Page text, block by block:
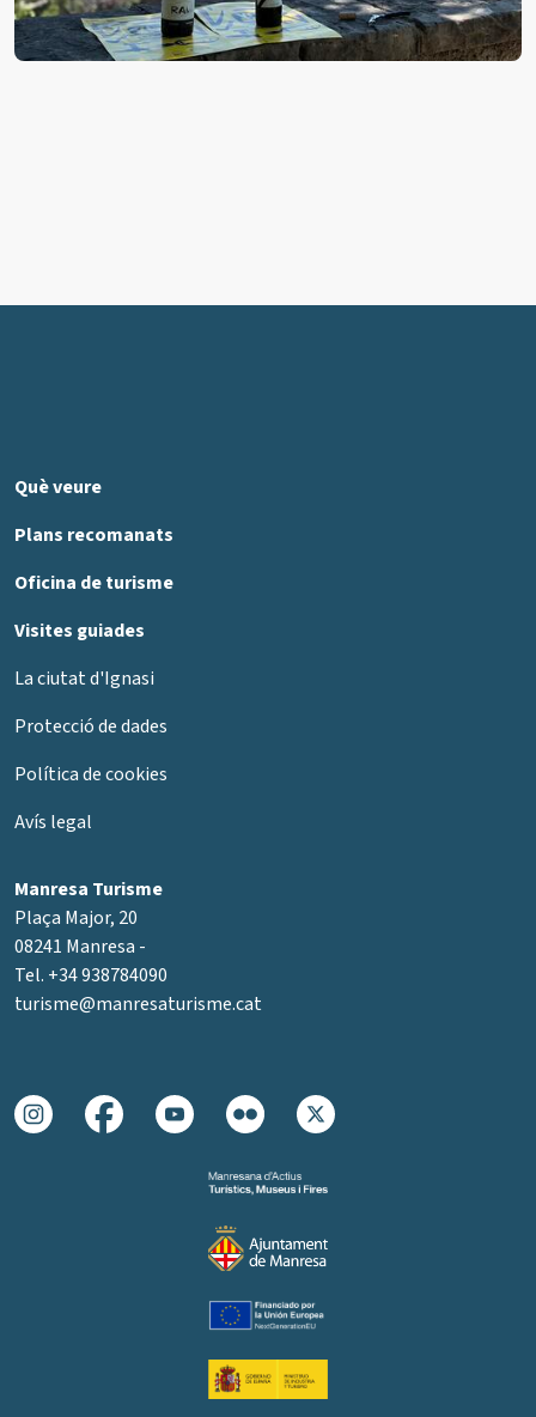
Manresa Turisme
Plaça Major, 20
08241 Manresa -
Tel. +34 938784090
turisme@manresaturisme.cat
Què veure
Plans recomanats
Oficina de turisme
Visites guiades
La ciutat d'Ignasi
Protecció de dades
Política de cookies
Avís legal